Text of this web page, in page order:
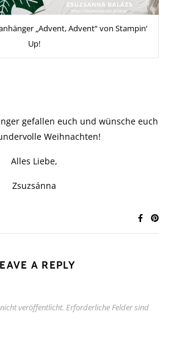
„Advent, Advent“ von Stampin‘
Up!
gefallen euch und wünsche euch
Weihnachten!
Alles Liebe,
Zsuzsánna
A REPLY
veröffentlicht. Erforderliche Felder sind